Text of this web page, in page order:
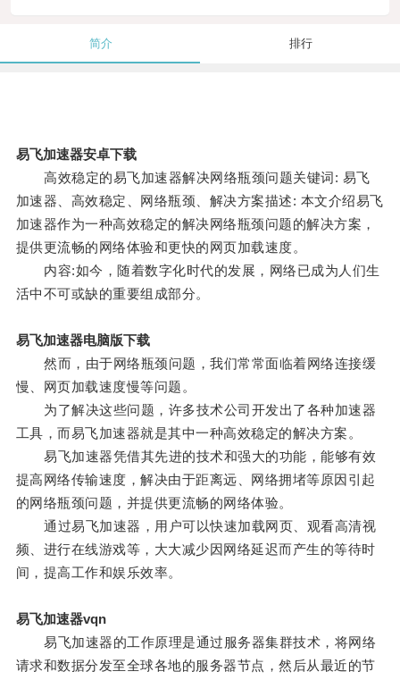
简介 排行
易飞加速器安卓下载
高效稳定的易飞加速器解决网络瓶颈问题关键词: 易飞
加速器、高效稳定、网络瓶颈、解决方案描述: 本文介绍易飞
加速器作为一种高效稳定的解决网络瓶颈问题的解决方案，
提供更流畅的网络体验和更快的网页加载速度。
内容:如今，随着数字化时代的发展，网络已成为人们生
活中不可或缺的重要组成部分。
易飞加速器电脑版下载
然而，由于网络瓶颈问题，我们常常面临着网络连接缓
慢、网页加载速度慢等问题。
为了解决这些问题，许多技术公司开发出了各种加速器
工具，而易飞加速器就是其中一种高效稳定的解决方案。
易飞加速器凭借其先进的技术和强大的功能，能够有效
提高网络传输速度，解决由于距离远、网络拥堵等原因引起
的网络瓶颈问题，并提供更流畅的网络体验。
通过易飞加速器，用户可以快速加载网页、观看高清视
频、进行在线游戏等，大大减少因网络延迟而产生的等待时
间，提高工作和娱乐效率。
易飞加速器vqn
易飞加速器的工作原理是通过服务器集群技术，将网络
请求和数据分发至全球各地的服务器节点，然后从最近的节